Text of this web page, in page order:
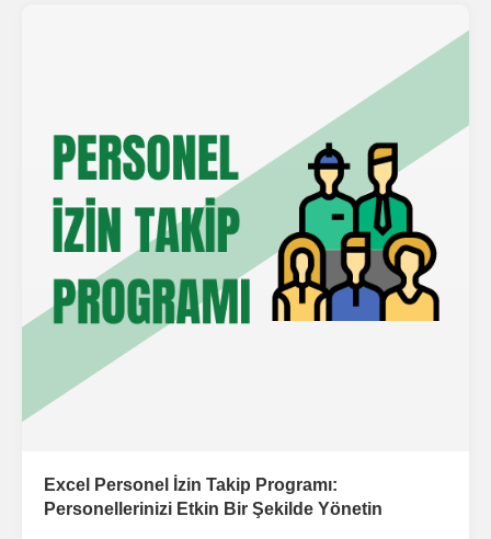
Excel Personel İzin Takip Programı:
Personellerinizi Etkin Bir Şekilde Yönetin